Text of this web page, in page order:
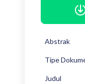
Abstrak
Tipe
Judul